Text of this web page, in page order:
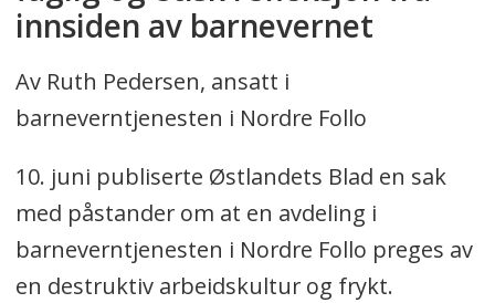
innsiden av barnevernet
Av Ruth Pedersen, ansatt i
barneverntjenesten i Nordre Follo
10. juni publiserte Østlandets Blad en sak
med påstander om at en avdeling i
barneverntjenesten i Nordre Follo preges av
en destruktiv arbeidskultur og frykt.